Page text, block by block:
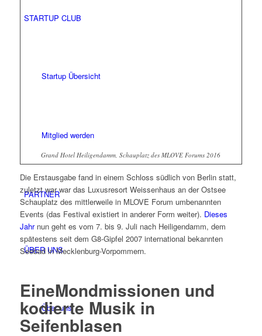
STARTUP CLUB
Startup Übersicht
Mitglied werden
PARTNER
ÜBER UNS
Über uns
Grand Hotel Heiligendamm, Schauplatz des MLOVE Forums 2016
Die Erstausgabe fand in einem Schloss südlich von Berlin statt,
zuletzt war war das Luxusresort Weissenhaus an der Ostsee
Schauplatz des mittlerweile in MLOVE Forum umbenannten
Events (das Festival existiert in anderer Form weiter). Dieses
Jahrnun geht es vom 7. bis 9. Juli nach Heiligendamm, dem
spätestens seit dem G8-Gipfel 2007 international bekannten
Seebad in Mecklenburg-Vorpommern.
EineMondmissionen und
kodierte Musik in
Seifenblasen